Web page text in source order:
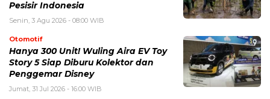
Pesisir Indonesia
Senin, 3 Agu 2026 - 08:00 WIB
Otomotif
Hanya 300 Unit! Wuling Aira EV Toy
Story 5 Siap Diburu Kolektor dan
Penggemar Disney
Jumat, 31 Jul 2026 - 16:00 WIB